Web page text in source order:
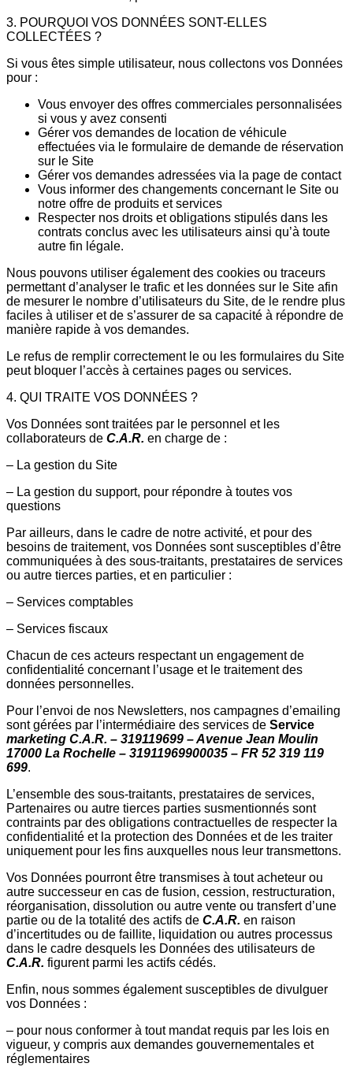
3. POURQUOI VOS DONNÉES SONT-ELLES
COLLECTÉES ?
Si vous êtes simple utilisateur, nous collectons vos Données
pour :
Vous envoyer des offres commerciales personnalisées
si vous y avez consenti
Gérer vos demandes de location de véhicule
effectuées via le formulaire de demande de réservation
sur le Site
Gérer vos demandes adressées via la page de contact
Vous informer des changements concernant le Site ou
notre offre de produits et services
Respecter nos droits et obligations stipulés dans les
contrats conclus avec les utilisateurs ainsi qu’à toute
autre fin légale.
Nous pouvons utiliser également des cookies ou traceurs
permettant d’analyser le trafic et les données sur le Site afin
de mesurer le nombre d’utilisateurs du Site, de le rendre plus
faciles à utiliser et de s’assurer de sa capacité à répondre de
manière rapide à vos demandes.
Le refus de remplir correctement le ou les formulaires du Site
peut bloquer l’accès à certaines pages ou services.
4. QUI TRAITE VOS DONNÉES ?
Vos Données sont traitées par le personnel et les
collaborateurs de C.A.R. en charge de :
– La gestion du Site
– La gestion du support, pour répondre à toutes vos
questions
Par ailleurs, dans le cadre de notre activité, et pour des
besoins de traitement, vos Données sont susceptibles d’être
communiquées à des sous-traitants, prestataires de services
ou autre tierces parties, et en particulier :
– Services comptables
– Services fiscaux
Chacun de ces acteurs respectant un engagement de
confidentialité concernant l’usage et le traitement des
données personnelles.
Pour l’envoi de nos Newsletters, nos campagnes d’emailing
sont gérées par l’intermédiaire des services de Service
marketing C.A.R. – 319119699 – Avenue Jean Moulin
17000 La Rochelle – 31911969900035 – FR 52 319 119
699.
L’ensemble des sous-traitants, prestataires de services,
Partenaires ou autre tierces parties susmentionnés sont
contraints par des obligations contractuelles de respecter la
confidentialité et la protection des Données et de les traiter
uniquement pour les fins auxquelles nous leur transmettons.
Vos Données pourront être transmises à tout acheteur ou
autre successeur en cas de fusion, cession, restructuration,
réorganisation, dissolution ou autre vente ou transfert d’une
partie ou de la totalité des actifs de C.A.R. en raison
d’incertitudes ou de faillite, liquidation ou autres processus
dans le cadre desquels les Données des utilisateurs de
C.A.R. figurent parmi les actifs cédés.
Enfin, nous sommes également susceptibles de divulguer
vos Données :
– pour nous conformer à tout mandat requis par les lois en
vigueur, y compris aux demandes gouvernementales et
réglementaires